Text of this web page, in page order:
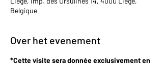
Belgique
Over het evenement
*Cette visite sera donnée exclusivement en